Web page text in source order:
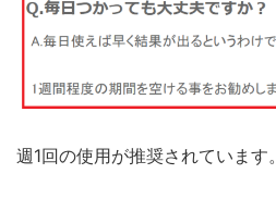
週1回の使用が推奨されています。